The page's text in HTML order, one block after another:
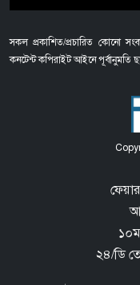
সকল প্রকাশিত/প্রচারিত কোনো
কনটেন্ট কপিরাইট আইনে পূর্বানুমতি
২৪/ডি